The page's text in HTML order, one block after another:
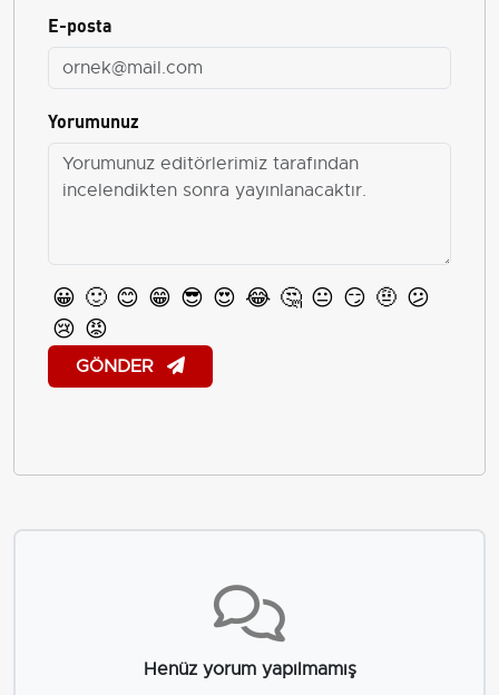
E-posta
Yorumunuz
😀 🙂 😊 😁 😎 😍 😂 🤔 😐 😏 🤨 😕
😢 😡
GÖNDER
Henüz yorum yapılmamış